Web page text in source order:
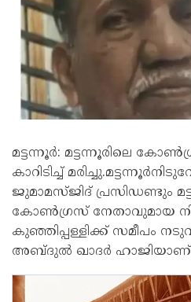
മട്ടന്നൂർ: മട്ടന്നൂരിലെ
കാറിടിച്ച്
ജുമാമസ്ജിദ് പ്രസിഡണ്ടും
കോൺഗ്രസ് നേതാവുമായ
കുഞ്ഞിപ്പള്ളിക്ക് സമീപം
അബ്ദുൽ ഖാദർ ഹാജിയാണ്